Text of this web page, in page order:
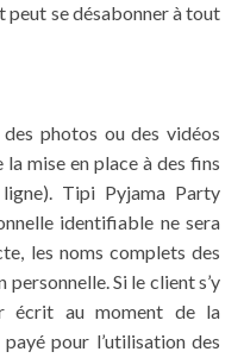
se désabonner à tout
photos ou des vidéos
mise en place à des fins
Tipi Pyjama Party
identifiable ne sera
les noms complets des
Si le client s’y
écrit au moment de la
pour l’utilisation des